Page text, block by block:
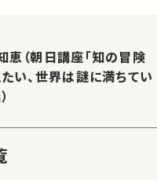
恵（朝日講座「知の冒険
い、世界は謎に満ちてい